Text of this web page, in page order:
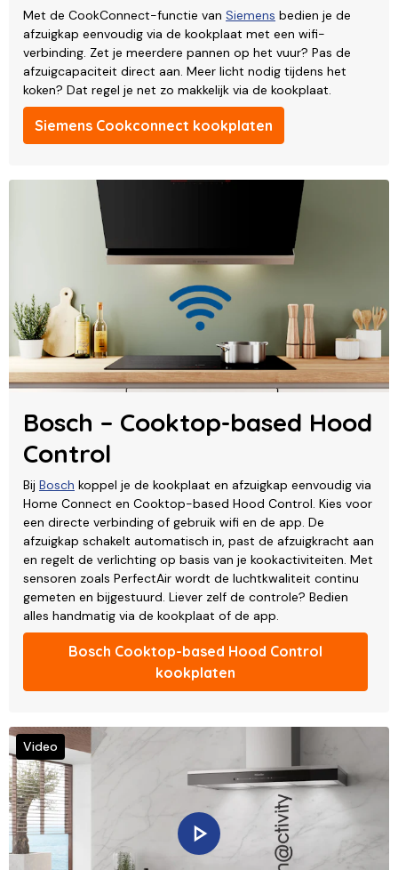
Met de CookConnect-functie van Siemens bedien je de
afzuigkap eenvoudig via de kookplaat met een wifi-
verbinding. Zet je meerdere pannen op het vuur? Pas de
afzuigcapaciteit direct aan. Meer licht nodig tijdens het
koken? Dat regel je net zo makkelijk via de kookplaat.
Siemens Cookconnect kookplaten
Bosch – Cooktop-based Hood
Control
Bij Bosch koppel je de kookplaat en afzuigkap eenvoudig via
Home Connect en Cooktop-based Hood Control. Kies voor
een directe verbinding of gebruik wifi en de app. De
afzuigkap schakelt automatisch in, past de afzuigkracht aan
en regelt de verlichting op basis van je kookactiviteiten. Met
sensoren zoals PerfectAir wordt de luchtkwaliteit continu
gemeten en bijgestuurd. Liever zelf de controle? Bedien
alles handmatig via de kookplaat of de app.
Bosch Cooktop-based Hood Control
kookplaten
Video